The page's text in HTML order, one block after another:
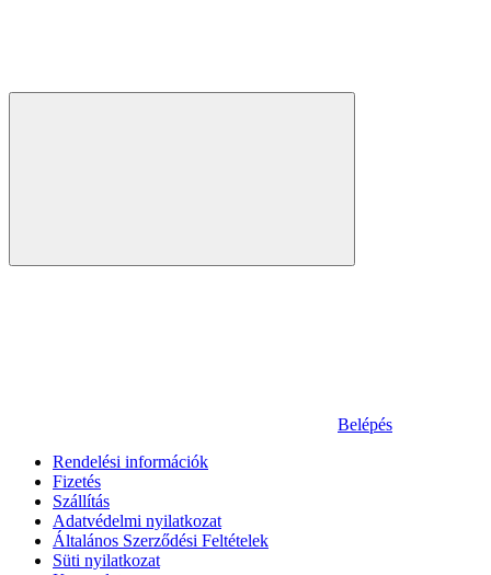
Belépés
Rendelési információk
Fizetés
Szállítás
Adatvédelmi nyilatkozat
Általános Szerződési Feltételek
Süti nyilatkozat